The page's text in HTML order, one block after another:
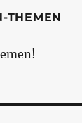
THEMEN